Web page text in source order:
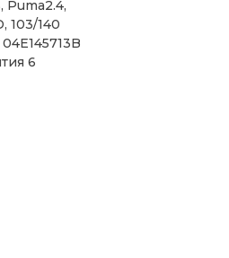
Puma2.4,
103/140
6